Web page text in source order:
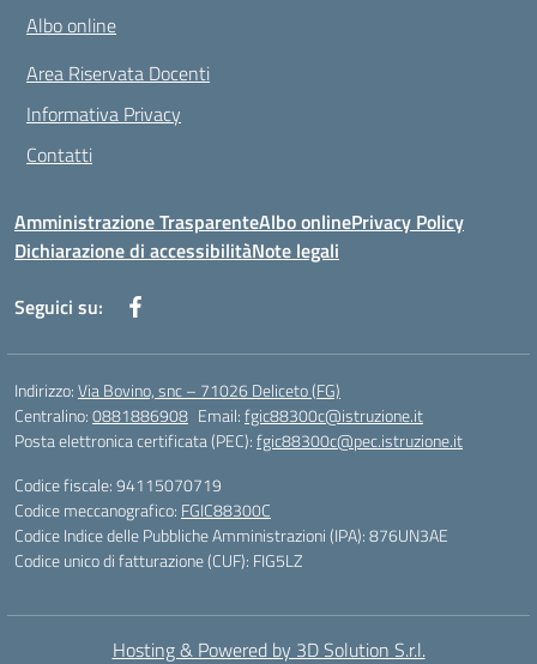
Albo online
Area Riservata Docenti
Informativa Privacy
Contatti
Amministrazione TrasparenteAlbo onlinePrivacy Policy
Dichiarazione di accessibilitàNote legali
Seguici su:
Indirizzo:Via Bovino, snc – 71026 Deliceto (FG)
Centralino:0881886908 Email:fgic88300c@istruzione.it
Posta elettronica certificata (PEC):fgic88300c@pec.istruzione.it
Codice fiscale: 94115070719
Codice meccanografico: FGIC88300C
Codice Indice delle Pubbliche Amministrazioni (IPA): 876UN3AE
Codice unico di fatturazione (CUF): FIG5LZ
Hosting & Powered by 3D Solution S.r.l.